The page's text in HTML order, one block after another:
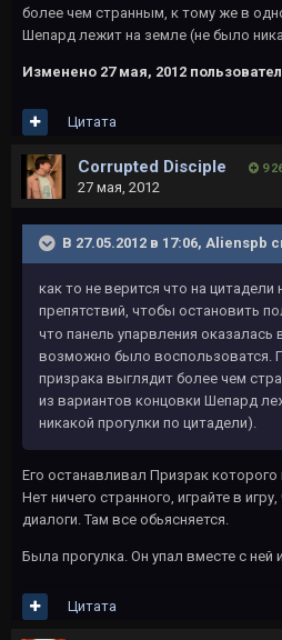
более чем странным, к тому же в
Шепард лежит на земле (не было
Изменено 27 мая, 2012
Цитата
Corrupted Disciple 9
27 мая, 2012
В 27.05.2012 в 17:06, Alienspb
как то не верится что на цитадели
препятствий, чтобы остановить
что панель упарвления оказалась
возможно было воспользоватся.
призрака выглядит более чем
из вариантов концовки Шепард
никакой прогулки по цитадели).
Его останавливал Призрак
Нет ничего странного, играйте в
диалоги. Там все обьясняется.
Была прогулка. Он упал вместе с ней
Цитата